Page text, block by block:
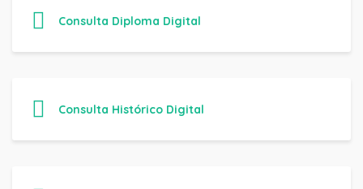
Consulta Diploma Digital
Consulta Histórico Digital